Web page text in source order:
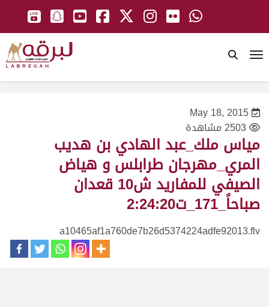
May 18, 2015
2503 مشاهدة
مياس ملك_عبد الهادي بن هديب
المري_مهرجان طرابلس و هياض
الصيفي للمفاريد ش10 قعدان
صباحاً_171_ت2:24:20
a10465af1a760de7b26d5374224adfe92013.flv